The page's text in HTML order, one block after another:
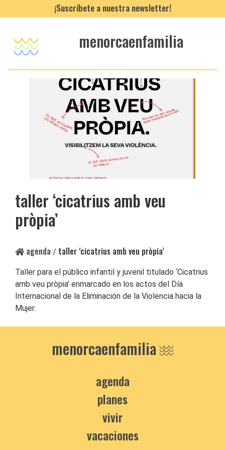
¡Suscríbete a nuestra newsletter!
menorcaenfamilia
taller ‘cicatrius amb veu
pròpia’
agenda / taller ‘cicatrius amb veu pròpia’
Taller para el público infantil y juvenil titulado ‘Cicatrius
amb veu pròpia’ enmarcado en los actos del Día
Internacional de la Eliminación de la Violencia hacia la
Mujer.
menorcaenfamilia
agenda
planes
vivir
vacaciones